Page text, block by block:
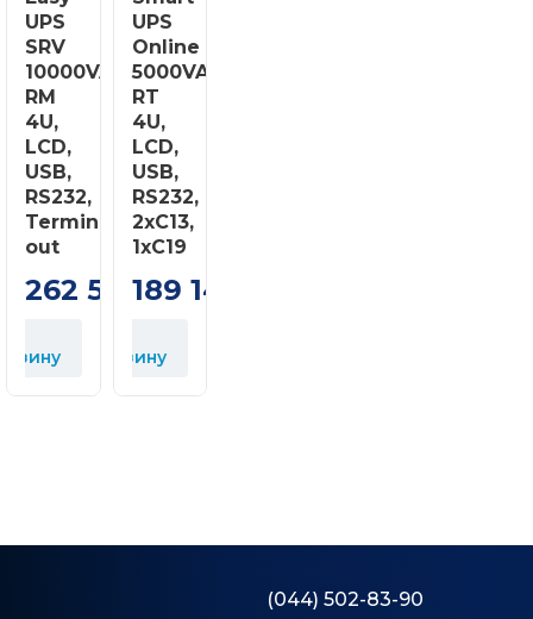
UPS
SRV
10000VA/10000W,
RM
4U,
LCD,
USB,
RS232,
Terminal
out
262 513 грн
UPS
Online
5000VA/5000W,
RT
4U,
LCD,
USB,
RS232,
2xC13,
1xC19
189 143
корзину
(044) 502-83-90